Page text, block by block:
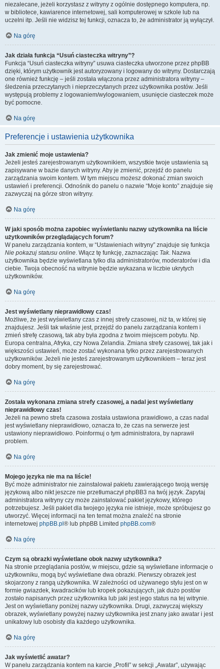
niezalecane, jeżeli korzystasz z witryny z ogólnie dostępnego komputera, np.
w bibliotece, kawiarence internetowej, sali komputerowej w szkole lub na
uczelni itp. Jeśli nie widzisz tej funkcji, oznacza to, że administrator ją wyłączył.
Na górę
Jak działa funkcja “Usuń ciasteczka witryny”?
Funkcja “Usuń ciasteczka witryny” usuwa ciasteczka utworzone przez phpBB
dzięki, którym użytkownik jest autoryzowany i logowany do witryny. Dostarczają
one również funkcję – jeśli została włączona przez administratora witryny –
śledzenia przeczytanych i nieprzeczytanych przez użytkownika postów. Jeśli
występują problemy z logowaniem/wylogowaniem, usunięcie ciasteczek może
być pomocne.
Na górę
Preferencje i ustawienia użytkownika
Jak zmienić moje ustawienia?
Jeżeli jesteś zarejestrowanym użytkownikiem, wszystkie twoje ustawienia są
zapisywane w bazie danych witryny. Aby je zmienić, przejdź do panelu
zarządzania swoim kontem. W tym miejscu możesz dokonać zmian swoich
ustawień i preferencji. Odnośnik do panelu o nazwie “Moje konto” znajduje się
zazwyczaj na górze stron witryny.
Na górę
W jaki sposób można zapobiec wyświetlaniu nazwy użytkownika na liście
użytkowników przeglądających forum?
W panelu zarządzania kontem, w “Ustawieniach witryny” znajduje się funkcja
Nie pokazuj statusu online. Włącz tę funkcję, zaznaczając Tak. Nazwa
użytkownika będzie wyświetlana tylko dla administratorów, moderatorów i dla
ciebie. Twoja obecność na witrynie będzie wykazana w liczbie ukrytych
użytkowników.
Na górę
Jest wyświetlany nieprawidłowy czas!
Możliwe, że jest wyświetlany czas z innej strefy czasowej, niż ta, w której się
znajdujesz. Jeśli tak właśnie jest, przejdź do panelu zarządzania kontem i
zmień strefę czasową, tak aby była zgodna z twoim miejscem pobytu. Np.
Europa centralna, Afryka, czy Nowa Zelandia. Zmiana strefy czasowej, tak jak i
większości ustawień, może zostać wykonana tylko przez zarejestrowanych
użytkowników. Jeżeli nie jesteś zarejestrowanym użytkownikiem – teraz jest
dobry moment, by się zarejestrować.
Na górę
Została wykonana zmiana strefy czasowej, a nadal jest wyświetlany
nieprawidłowy czas!
Jeżeli na pewno strefa czasowa została ustawiona prawidłowo, a czas nadal
jest wyświetlany nieprawidłowo, oznacza to, że czas na serwerze jest
ustawiony nieprawidłowo. Poinformuj o tym administratora, by naprawił
problem.
Na górę
Mojego języka nie ma na liście!
Być może administrator nie zainstalował pakietu zawierającego twoją wersję
językową albo nikt jeszcze nie przetłumaczył phpBB3 na twój język. Zapytaj
administratora witryny czy może zainstalować pakiet językowy, którego
potrzebujesz. Jeśli pakiet dla twojego języka nie istnieje, może spróbujesz go
utworzyć. Więcej informacji na ten temat można znaleźć na stronie
internetowej phpBB.pl ® lub phpBB Limited phpBB.com®
Na górę
Czym są obrazki wyświetlane obok nazwy użytkownika?
Na stronie przeglądania postów, w miejscu, gdzie są wyświetlane informacje o
użytkowniku, mogą być wyświetlane dwa obrazki. Pierwszy obrazek jest
skojarzony z rangą użytkownika. W zależności od używanego stylu jest on w
formie gwiazdek, kwadracików lub kropek pokazujących, jak dużo postów
zostało napisanych przez użytkownika lub jaki jest jego status na tej witrynie.
Jest on wyświetlany poniżej nazwy użytkownika. Drugi, zazwyczaj większy
obrazek, wyświetlany powyżej nazwy użytkownika jest znany jako awatar i jest
unikatowy lub osobisty dla każdego użytkownika.
Na górę
Jak wyświetlić awatar?
W panelu zarządzania kontem na karcie „Profil” w sekcji „Awatar”, używając